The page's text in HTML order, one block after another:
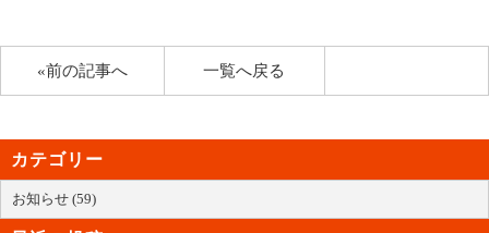
«前の記事へ 一覧へ戻る
カテゴリー
お知らせ (59)